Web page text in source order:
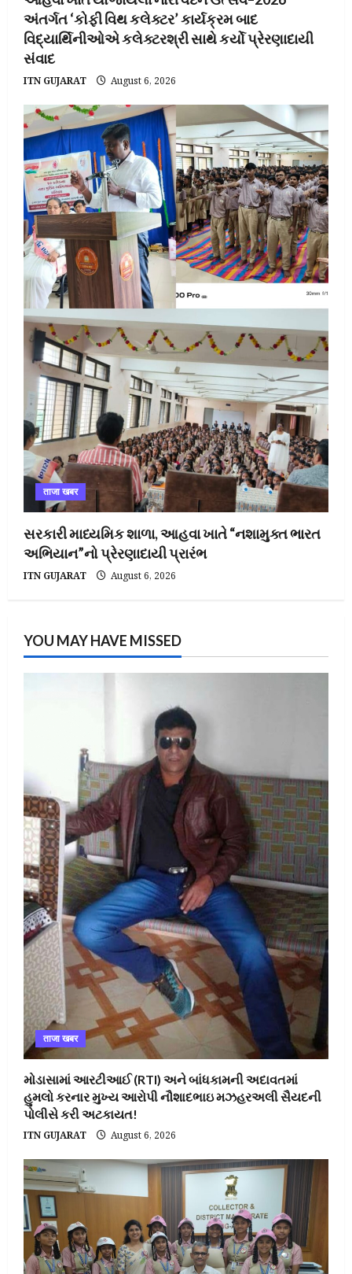
અંતર્ગત ‘કોફી વિથ કલેક્ટર’ કાર્યક્રમ બાદ
વિદ્યાર્થિનીઓએ કલેક્ટરશ્રી સાથે કર્યો પ્રેરણાદાયી
સંવાદ
ITN GUJARAT August 6, 2026
ताजा खबर
સરકારી માધ્યમિક શાળા, આહવા ખાતે “નશામુક્ત ભારત
અભિયાન”નો પ્રેરણાદાયી પ્રારંભ
ITN GUJARAT August 6, 2026
YOU MAY HAVE MISSED
ताजा खबर
મોડાસામાં આરટીઆઈ (RTI) અને બાંધકામની અદાવતમાં
હુમલો કરનાર મુખ્ય આરોપી નૌશાદભાઇ મઝહરઅલી સૈયદની
પોલીસે કરી અટકાયત!
ITN GUJARAT August 6, 2026